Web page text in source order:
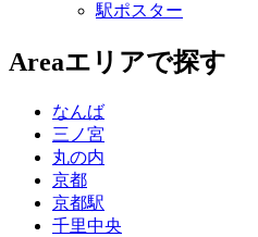
駅ポスター
Areaエリアで探す
なんば
三ノ宮
丸の内
京都
京都駅
千里中央